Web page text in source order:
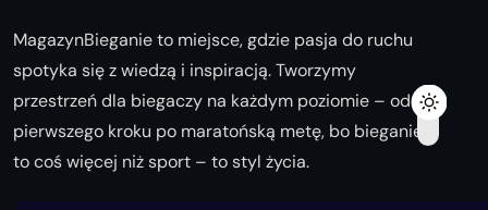
MagazynBieganie to miejsce, gdzie pasja do ruchu
spotyka się z wiedzą i inspiracją. Tworzymy
przestrzeń dla biegaczy na każdym poziomie – od
pierwszego kroku po maratońską metę, bo bieganie
to coś więcej niż sport – to styl życia.